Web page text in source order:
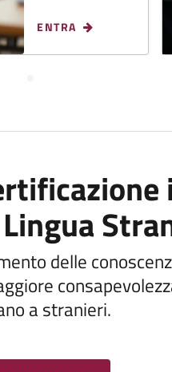
ENTRA
delle
a stranieri.